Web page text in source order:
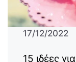
17/12/2022
15 ιδέες